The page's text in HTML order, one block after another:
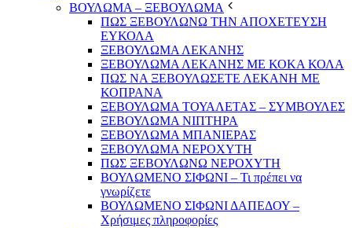
ΒΟΥΛΩΜΑ – ΞΕΒΟΥΛΩΜΑ
ΠΩΣ ΞΕΒΟΥΛΩΝΩ ΤΗΝ ΑΠΟΧΕΤΕΥΣΗ
ΕΥΚΟΛΑ
ΞΕΒΟΥΛΩΜΑ ΛΕΚΑΝΗΣ
ΞΕΒΟΥΛΩΜΑ ΛΕΚΑΝΗΣ ΜΕ ΚΟΚΑ ΚΟΛΑ
ΠΩΣ ΝΑ ΞΕΒΟΥΛΩΣΕΤΕ ΛΕΚΑΝΗ ΜΕ
ΚΟΠΡΑΝΑ
ΞΕΒΟΥΛΩΜΑ ΤΟΥΑΛΕΤΑΣ – ΣΥΜΒΟΥΛΕΣ
ΞΕΒΟΥΛΩΜΑ ΝΙΠΤΗΡΑ
ΞΕΒΟΥΛΩΜΑ ΜΠΑΝΙΕΡΑΣ
ΞΕΒΟΥΛΩΜΑ ΝΕΡΟΧΥΤΗ
ΠΩΣ ΞΕΒΟΥΛΩΝΩ ΝΕΡΟΧΥΤΗ
ΒΟΥΛΩΜΕΝΟ ΣΙΦΩΝΙ – Τι πρέπει να
γνωρίζετε
ΒΟΥΛΩΜΕΝΟ ΣΙΦΩΝΙ ΔΑΠΕΔΟΥ –
Χρήσιμες πληροφορίες